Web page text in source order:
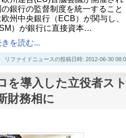
銀行の監督制度を統一すること
州中央銀行（ECB）が関与し、
）が銀行に直接資本…
を読む...
リファイドニュースの投稿日時: 2012-06-30
を導入した立役者ス
財務相に